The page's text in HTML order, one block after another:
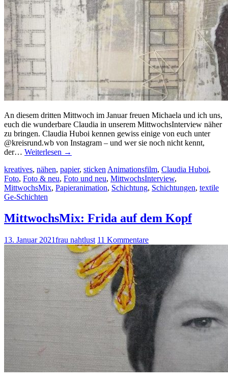
An diesem dritten Mittwoch im Januar freuen Michaela und ich uns,
euch die wunderbare Claudia in unserem MittwochsInterview näher
zu bringen. Claudia Huboi kennen gewiss einige von euch unter
@kreisrund.wb von Instagram – und wer sie noch nicht kennt,
der… Weiterlesen →
kreatives, nähen, papier, sticken Animationsfilm, Claudia Huboi,
Foto, Foto & neu, Foto und neu, MittwochsInterview,
MittwochsMix, Papieranimation, Schichtung, Schichtungen, textile
Ge-Schichten
MittwochsMix: Frida auf dem Kopf
13. Januar 2021frau nahtlust 11 Kommentare